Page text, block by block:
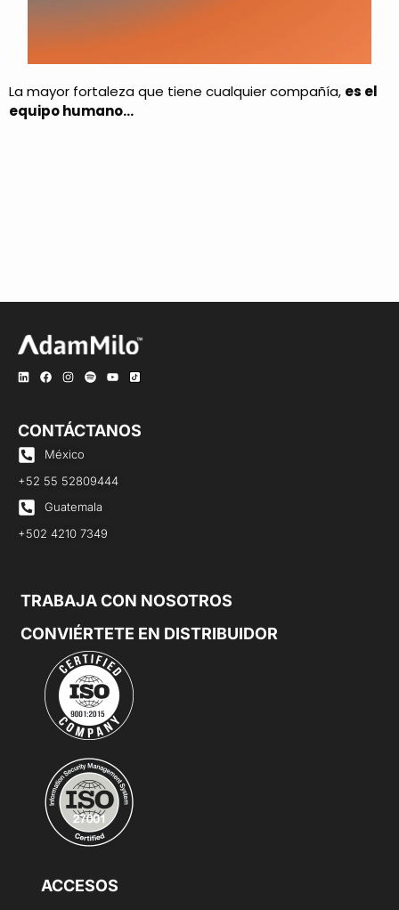
La mayor fortaleza que tiene cualquier compañía, es el
equipo humano…
CONTÁCTANOS
México
+52 55 52809444
Guatemala
+502 4210 7349
TRABAJA CON NOSOTROS
CONVIÉRTETE EN DISTRIBUIDOR
ACCESOS